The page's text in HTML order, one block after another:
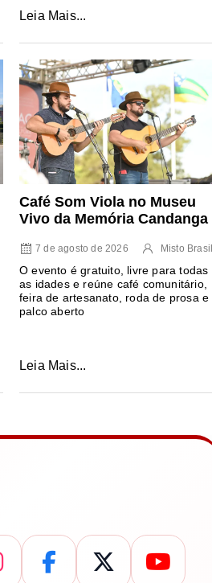
Leia Mais...
Café Som Viola no Museu
Vivo da Memória Candanga
7 de agosto de 2026 Misto Brasil
O evento é gratuito, livre para todas
as idades e reúne café comunitário,
feira de artesanato, roda de prosa e
palco aberto
Leia Mais...